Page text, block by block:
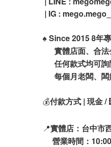
| IG :
♠️ Since 2015 8年
實體店面、合法
任何款式均可詢
每個月老闆、闆
💰付款方式 | 現金 /
📍實體店：台中市
營業時間：10:00